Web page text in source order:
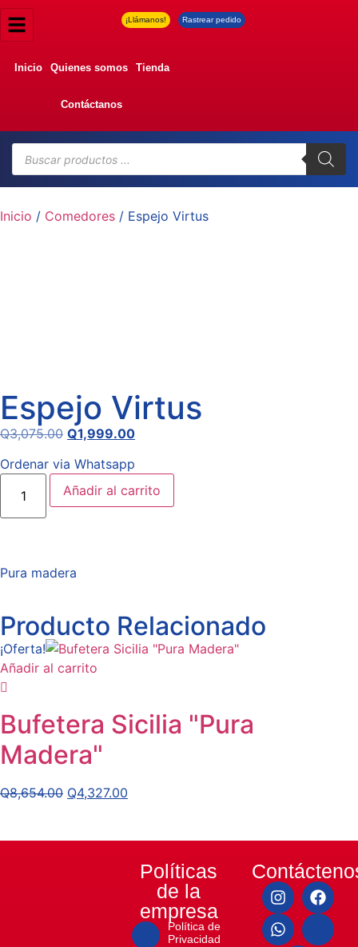
¡Llámanos! Rastrear pedido
Inicio Quienes somos Tienda
Contáctanos
Inicio / Comedores / Espejo Virtus
Espejo Virtus
Q3,075.00 Q1,999.00
Ordenar via Whatsapp
Añadir al carrito
Pura madera
Producto Relacionado
¡Oferta!
Añadir al carrito
Bufetera Sicilia "Pura
Madera"
Q8,654.00 Q4,327.00
Políticas
de la
empresa
Política de
Privacidad